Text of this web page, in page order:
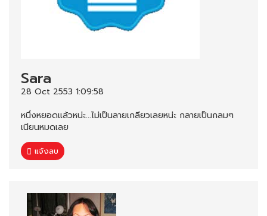
Sara
28 Oct 2553 1:09:58
หนึ่งหยอดแล้วหน่ะ...ไม่เป็นลายเกลียวเลยหน่ะ กลายเป็นกลมๆ
เนียนหมดเลย
แจ้งลบ